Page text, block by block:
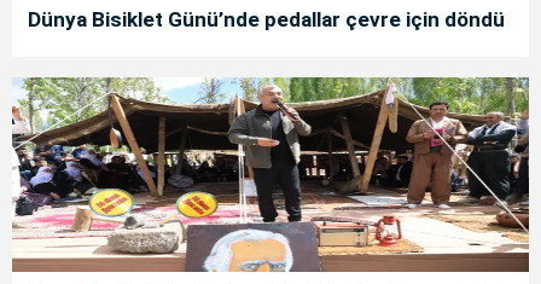
Dünya Bisiklet Günü’nde pedallar çevre için döndü